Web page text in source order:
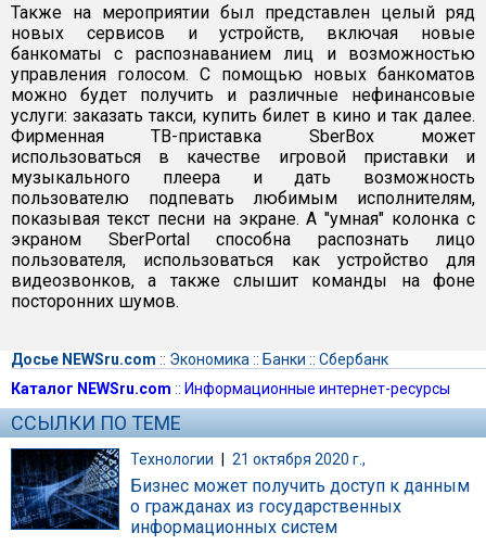
Также на мероприятии был представлен целый ряд
новых сервисов и устройств, включая новые
банкоматы с распознаванием лиц и возможностью
управления голосом. С помощью новых банкоматов
можно будет получить и различные нефинансовые
услуги: заказать такси, купить билет в кино и так далее.
Фирменная ТВ-приставка SberBox может
использоваться в качестве игровой приставки и
музыкального плеера и дать возможность
пользователю подпевать любимым исполнителям,
показывая текст песни на экране. А "умная" колонка с
экраном SberPortal способна распознать лицо
пользователя, использоваться как устройство для
видеозвонков, а также слышит команды на фоне
посторонних шумов.
Досье NEWSru.com :: Экономика :: Банки :: Сбербанк
Каталог NEWSru.com :: Информационные интернет-ресурсы
ССЫЛКИ ПО ТЕМЕ
Технологии | 21 октября 2020 г.,
Бизнес может получить доступ к данным
о гражданах из государственных
информационных систем